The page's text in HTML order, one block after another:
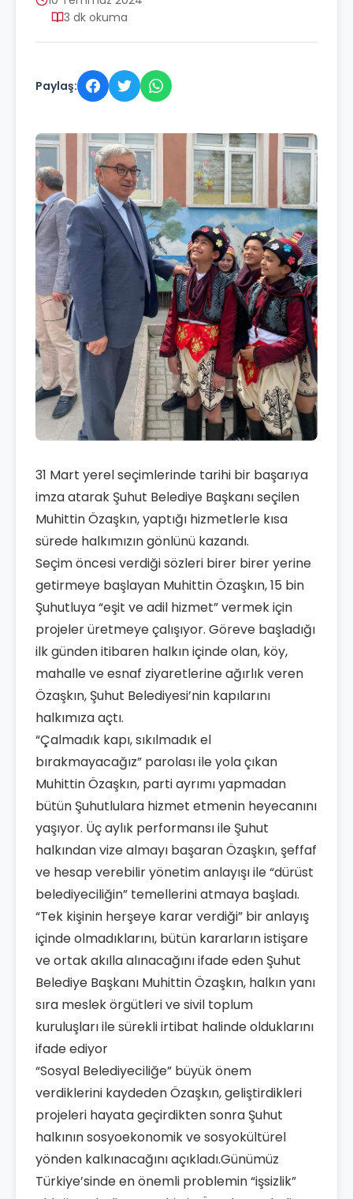
3 dk okuma
Paylaş:
31 Mart yerel seçimlerinde tarihi bir başarıya
imza atarak Şuhut Belediye Başkanı seçilen
Muhittin Özaşkın, yaptığı hizmetlerle kısa
sürede halkımızın gönlünü kazandı.
Seçim öncesi verdiği sözleri birer birer yerine
getirmeye başlayan Muhittin Özaşkın, 15 bin
Şuhutluya “eşit ve adil hizmet” vermek için
projeler üretmeye çalışıyor. Göreve başladığı
ilk günden itibaren halkın içinde olan, köy,
mahalle ve esnaf ziyaretlerine ağırlık veren
Özaşkın, Şuhut Belediyesi’nin kapılarını
halkımıza açtı.
“Çalmadık kapı, sıkılmadık el
bırakmayacağız” parolası ile yola çıkan
Muhittin Özaşkın, parti ayrımı yapmadan
bütün Şuhutlulara hizmet etmenin heyecanını
yaşıyor. Üç aylık performansı ile Şuhut
halkından vize almayı başaran Özaşkın, şeffaf
ve hesap verebilir yönetim anlayışı ile “dürüst
belediyeciliğin” temellerini atmaya başladı.
“Tek kişinin herşeye karar verdiği” bir anlayış
içinde olmadıklarını, bütün kararların istişare
ve ortak akılla alınacağını ifade eden Şuhut
Belediye Başkanı Muhittin Özaşkın, halkın yanı
sıra meslek örgütleri ve sivil toplum
kuruluşları ile sürekli irtibat halinde olduklarını
ifade ediyor
“Sosyal Belediyeciliğe” büyük önem
verdiklerini kaydeden Özaşkın, geliştirdikleri
projeleri hayata geçirdikten sonra Şuhut
halkının sosyoekonomik ve sosyokültürel
yönden kalkınacağını açıkladı.Günümüz
Türkiye’sinde en önemli problemin “işsizlik”